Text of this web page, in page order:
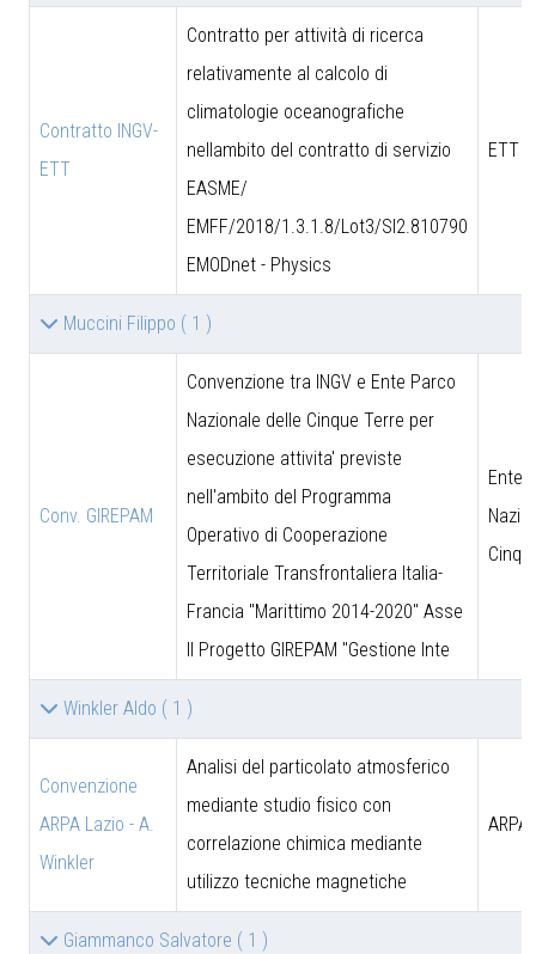
Contratto INGV-
ETT
Contratto per attività di ricerca
relativamente al calcolo di
climatologie oceanografiche
nellambito del contratto di servizio
EASME/
EMFF/2018/1.3.1.8/Lot3/SI2.810790
EMODnet - Physics
ETT
Muccini Filippo ( 1 )
Conv. GIREPAM
Convenzione tra INGV e Ente Parco
Nazionale delle Cinque Terre per
esecuzione attivita' previste
nell'ambito del Programma
Operativo di Cooperazione
Territoriale Transfrontaliera Italia-
Francia "Marittimo 2014-2020" Asse
II Progetto GIREPAM "Gestione Inte
Ente
Winkler Aldo ( 1 )
Convenzione
ARPA Lazio - A.
Winkler
Analisi del particolato atmosferico
mediante studio fisico con
correlazione chimica mediante
utilizzo tecniche magnetiche
ARPA
Giammanco Salvatore ( 1 )